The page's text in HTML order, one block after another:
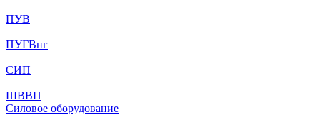
ПУВ
ПУГВнг
СИП
ШВВП
Силовое оборудование